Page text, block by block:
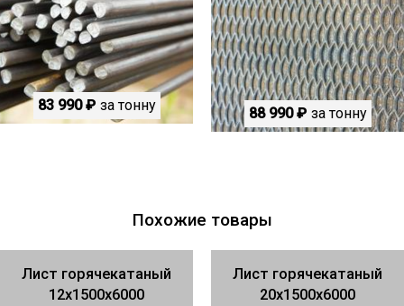
83 990 ₽ за тонну 88 990 ₽ за тонну
Похожие товары
Лист горячекатаный
12х1500х6000
Лист горячекатаный
20х1500х6000